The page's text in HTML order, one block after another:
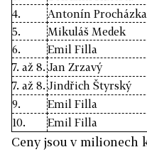
4.
Antonín Procházka
5.
Mikuláš Medek
6.
Emil Filla
7. až 8. Jan Zrzavý
7. až 8. Jindřich Štyrský
9.
Emil Filla
10.
Emil Filla
Ceny jsou v milionech